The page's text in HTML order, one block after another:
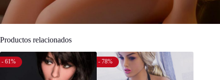
Productos relacionados
- 61% - 78%